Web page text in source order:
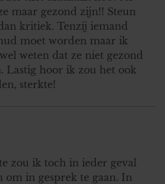
maar gezond zijn!! Steun
kritiek. Tenzij iemand
moet worden maar ik
weten dat ze niet gezond
Lastig hoor ik zou het ook
sterkte!
zou ik toch in ieder geval
om in gesprek te gaan. In